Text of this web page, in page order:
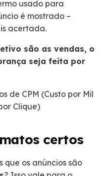
usado para
é mostrado –
acertada.
são as vendas, o
seja feita por
de CPM (Custo por Mil
Clique)
certos
que os anúncios são